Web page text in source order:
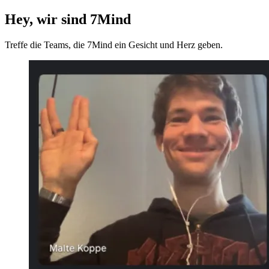
Hey, wir sind 7Mind
Treffe die Teams, die 7Mind ein Gesicht und Herz geben.